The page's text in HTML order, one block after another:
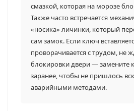
смазкой, которая на морозе
Также часто встречается
«носика» личинки, который
сам замок. Если ключ
проворачивается с трудом, не
блокировки двери — замените
заранее, чтобы не пришлось
аварийными методами.